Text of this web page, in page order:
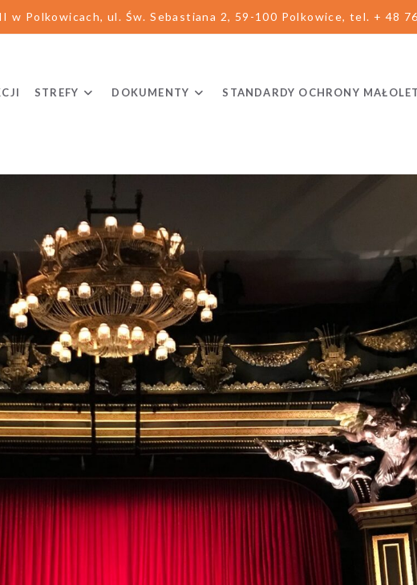
w Polkowicach, ul. Św. Sebastiana 2, 59-100 Polkowice, tel. + 48
STREFY DOKUMENTY STANDARDY OCHRONY